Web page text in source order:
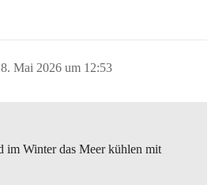
8. Mai 2026 um 12:53
im Winter das Meer kühlen mit